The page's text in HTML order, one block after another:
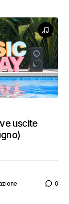
uscite
0